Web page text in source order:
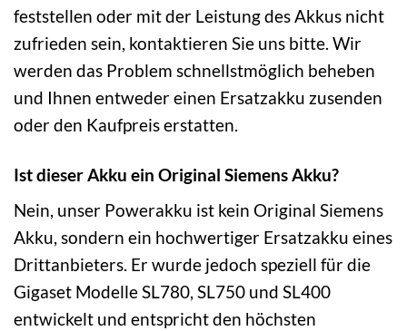
feststellen oder mit der Leistung des Akkus nicht
zufrieden sein, kontaktieren Sie uns bitte. Wir
werden das Problem schnellstmöglich beheben
und Ihnen entweder einen Ersatzakku zusenden
oder den Kaufpreis erstatten.
Ist dieser Akku ein Original Siemens Akku?
Nein, unser Powerakku ist kein Original Siemens
Akku, sondern ein hochwertiger Ersatzakku eines
Drittanbieters. Er wurde jedoch speziell für die
Gigaset Modelle SL780, SL750 und SL400
entwickelt und entspricht den höchsten